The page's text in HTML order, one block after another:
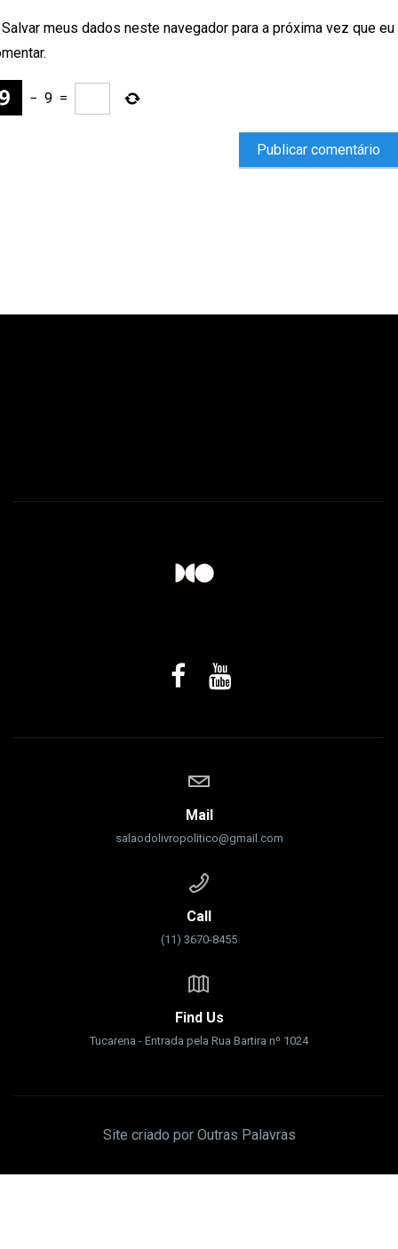
Salvar meus dados neste navegador para a próxima vez que eu
− 9 =
Mail
salaodolivropolitico@gmail.com
Call
(11) 3670-8455
Find Us
Tucarena - Entrada pela Rua Bartira nº 1024
Site criado por Outras Palavras